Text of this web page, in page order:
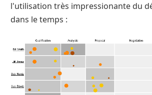
l'utilisation très impressionante du
dans le temps :